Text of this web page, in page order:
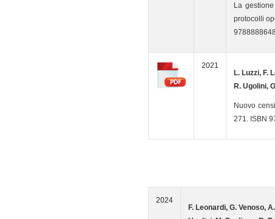
La
protocolli
2021
L. Luzzi, F.
R. Ugolini,
Nuovo
271. ISBN
2024
F. Leonardi, G. Venoso,